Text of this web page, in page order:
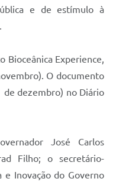
e de estímulo à
Bioceânica Experience,
O documento
de dezembro) no Diário
José Carlos
Filho; o secretário-
e Inovação do Governo